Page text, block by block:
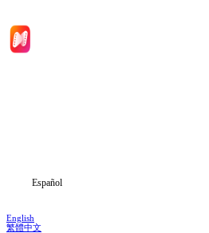
Español
English
繁體中文